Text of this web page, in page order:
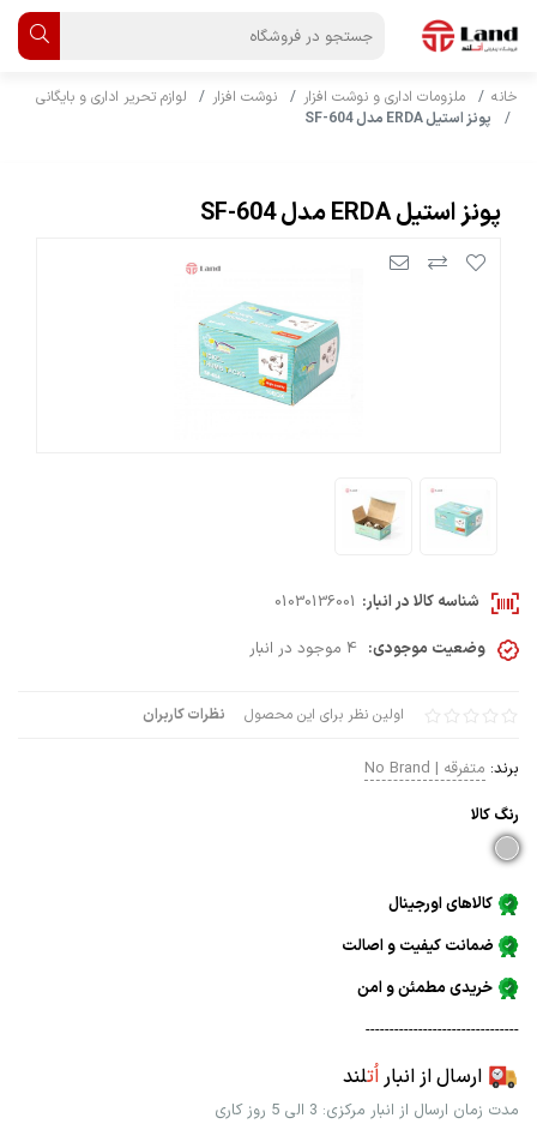
خانه ملزومات اداری و نوشت افزار نوشت افزار
لوازم تحریر اداری و بایگانی
پونز استیل ERDA مدل SF-604
پونز استیل ERDA مدل SF-604
اولین نظر برای این محصول نظرات کاربران
برند: متفرقه | No Brand
رنگ كالا
کالاهای اورجینال
ضمانت کیفیت و اصالت
خریدی مطمئن و امن
--------------------------------
ارسال از انباراُتلند
مدت زمان ارسال از انبار مرکزی: 3 الی 5 روز کاری
شناسه کالا در انبار: 01030136001
وضعیت موجودی: 4 موجود در انبار